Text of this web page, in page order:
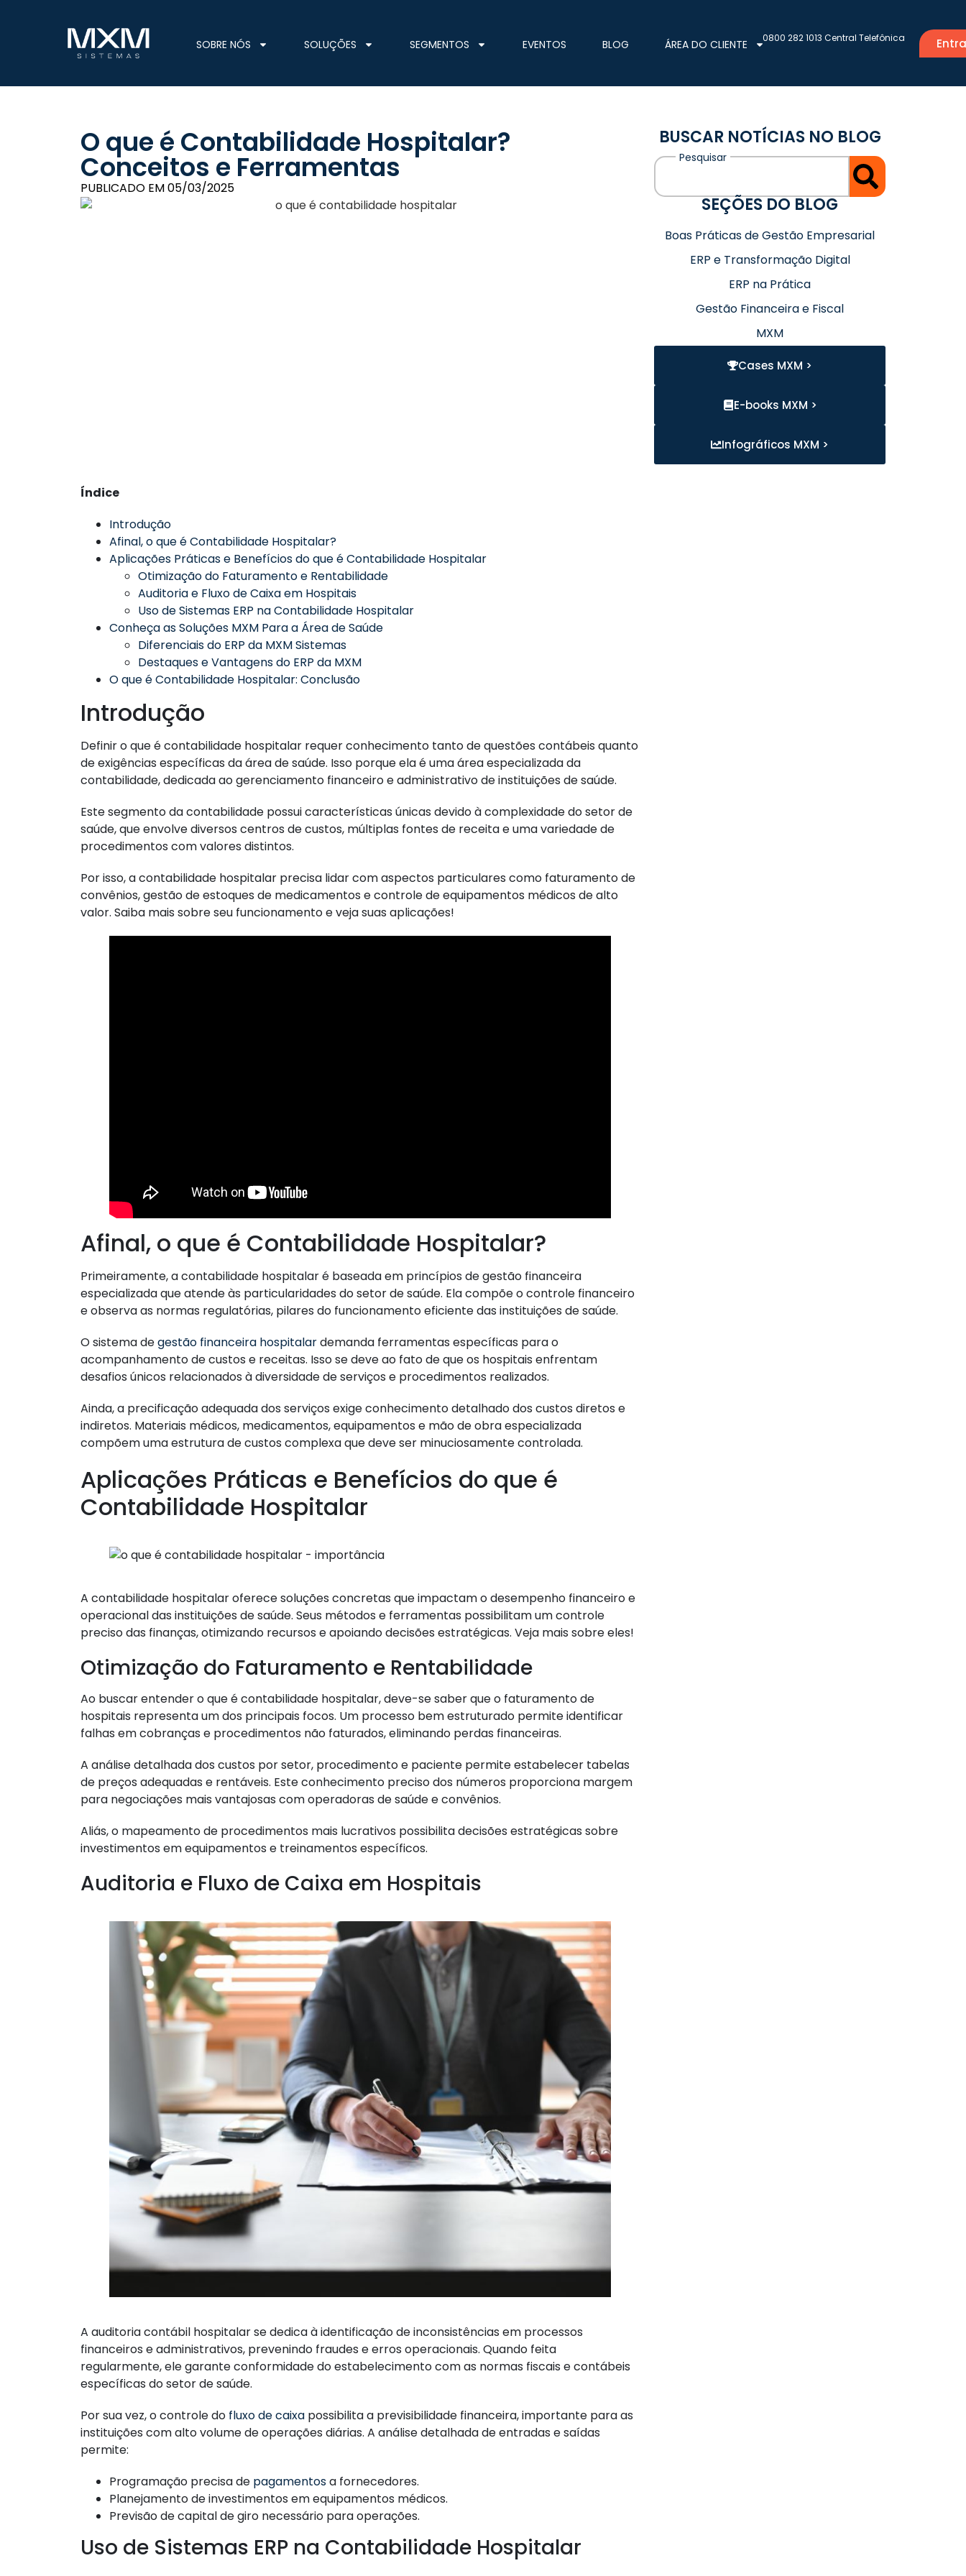
SOBRE NÓS SOLUÇÕES SEGMENTOS EVENTOS BLOG ÁREA DO CLIENTE 0800 282 1013 Central Telefônica
O que é Contabilidade Hospitalar?
Conceitos e Ferramentas
PUBLICADO EM05/03/2025
Índice
Introdução
Afinal, o que é Contabilidade Hospitalar?
Aplicações Práticas e Benefícios do que é Contabilidade Hospitalar
Otimização do Faturamento e Rentabilidade
Auditoria e Fluxo de Caixa em Hospitais
Uso de Sistemas ERP na Contabilidade Hospitalar
Conheça as Soluções MXM Para a Área de Saúde
Diferenciais do ERP da MXM Sistemas
Destaques e Vantagens do ERP da MXM
O que é Contabilidade Hospitalar: Conclusão
Introdução
Definir o que é contabilidade hospitalar requer conhecimento tanto de questões contábeis quanto
de exigências específicas da área de saúde. Isso porque ela é uma área especializada da
contabilidade, dedicada ao gerenciamento financeiro e administrativo de instituições de saúde.
Este segmento da contabilidade possui características únicas devido à complexidade do setor de
saúde, que envolve diversos centros de custos, múltiplas fontes de receita e uma variedade de
procedimentos com valores distintos.
Por isso, a contabilidade hospitalar precisa lidar com aspectos particulares como faturamento de
convênios, gestão de estoques de medicamentos e controle de equipamentos médicos de alto
valor. Saiba mais sobre seu funcionamento e veja suas aplicações!
Afinal, o que é Contabilidade Hospitalar?
Primeiramente, a contabilidade hospitalar é baseada em princípios de gestão financeira
especializada que atende às particularidades do setor de saúde. Ela compõe o controle financeiro
e observa as normas regulatórias, pilares do funcionamento eficiente das instituições de saúde.
O sistema degestão financeira hospitalardemanda ferramentas específicas para o
acompanhamento de custos e receitas. Isso se deve ao fato de que os hospitais enfrentam
desafios únicos relacionados à diversidade de serviços e procedimentos realizados.
Ainda, a precificação adequada dos serviços exige conhecimento detalhado dos custos diretos e
indiretos. Materiais médicos, medicamentos, equipamentos e mão de obra especializada
compõem uma estrutura de custos complexa que deve ser minuciosamente controlada.
Aplicações Práticas e Benefícios do que é
Contabilidade Hospitalar
A contabilidade hospitalar oferece soluções concretas que impactam o desempenho financeiro e
operacional das instituições de saúde. Seus métodos e ferramentas possibilitam um controle
preciso das finanças, otimizando recursos e apoiando decisões estratégicas. Veja mais sobre eles!
Otimização do Faturamento e Rentabilidade
Ao buscar entender o que é contabilidade hospitalar, deve-se saber que o faturamento de
hospitais representa um dos principais focos. Um processo bem estruturado permite identificar
falhas em cobranças e procedimentos não faturados, eliminando perdas financeiras.
A análise detalhada dos custos por setor, procedimento e paciente permite estabelecer tabelas
de preços adequadas e rentáveis. Este conhecimento preciso dos números proporciona margem
para negociações mais vantajosas com operadoras de saúde e convênios.
Aliás, o mapeamento de procedimentos mais lucrativos possibilita decisões estratégicas sobre
investimentos em equipamentos e treinamentos específicos.
Auditoria e Fluxo de Caixa em Hospitais
A auditoria contábil hospitalar se dedica à identificação de inconsistências em processos
financeiros e administrativos, prevenindo fraudes e erros operacionais. Quando feita
regularmente, ele garante conformidade do estabelecimento com as normas fiscais e contábeis
específicas do setor de saúde.
Por sua vez, o controle do fluxo de caixa possibilita a previsibilidade financeira, importante para as
instituições com alto volume de operações diárias. A análise detalhada de entradas e saídas
permite:
Programação precisa de pagamentosa fornecedores.
Planejamento de investimentos em equipamentos médicos.
Previsão de capital de giro necessário para operações.
Uso de Sistemas ERP na Contabilidade Hospitalar
BUSCAR NOTÍCIAS NO BLOG
SEÇÕES DO BLOG
Boas Práticas de Gestão Empresarial
ERP e Transformação Digital
ERP na Prática
Gestão Financeira e Fiscal
MXM
Cases MXM >
E-books MXM >
Infográficos MXM >